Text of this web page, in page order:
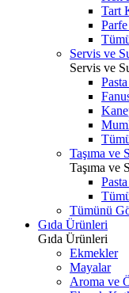
Tart
Servis ve
Servis ve
Taşıma ve
Taşıma ve
Tümünü
Gıda Ürünleri
Gıda Ürünleri
Ekmekler
Mayalar
Aroma ve